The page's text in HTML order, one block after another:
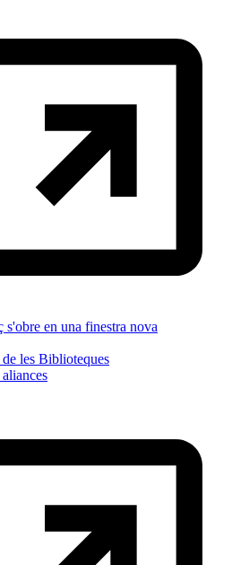
s'obre en una finestra nova
les Biblioteques